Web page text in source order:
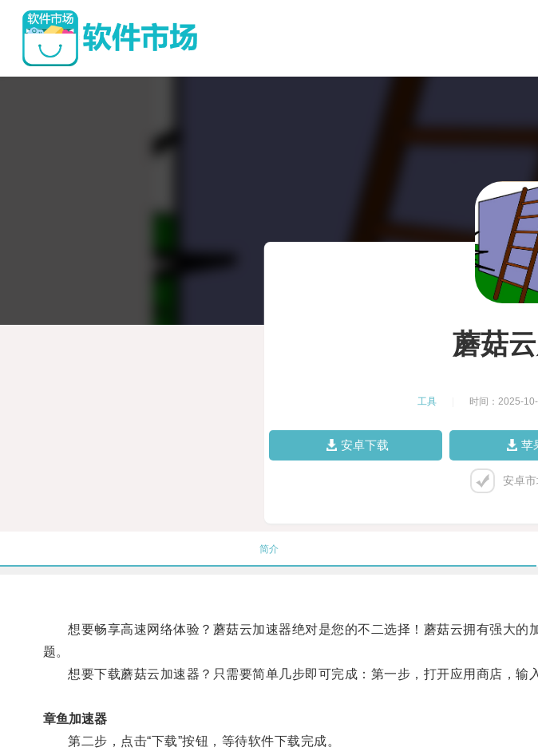
蘑菇
工具 时间：2025-
安卓下载 苹
安卓
简介
想要畅享高速网络体验？蘑菇云加速器绝对是您的不二选择！蘑菇云拥有强大的
题。
想要下载蘑菇云加速器？只需要简单几步即可完成：第一步，打开应用商店，输入
章鱼加速器
第二步，点击“下载”按钮，等待软件下载完成。